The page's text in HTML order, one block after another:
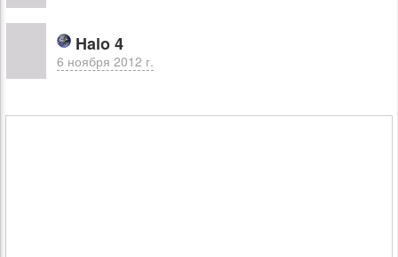
Halo 4
6 ноября 2012 г.